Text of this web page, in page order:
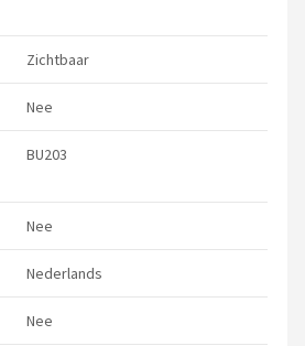
Zichtbaar
Nee
BU203
Nee
Nederlands
Nee